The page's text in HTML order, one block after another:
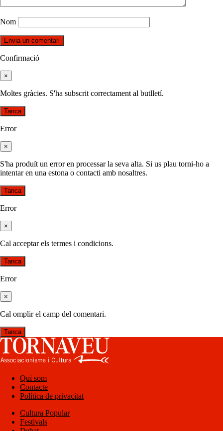
Nom
Confirmació
×
Moltes gràcies. S'ha subscrit correctament al butlletí.
Tanca
Error
×
S'ha produït un error en processar la seva alta. Si us plau torni-ho a
intentar en una estona o contacti amb nosaltres.
Tanca
Error
×
Cal acceptar els termes i condicions.
Tanca
Error
×
Cal omplir el camp del comentari.
Tanca
Qui som
Contacte
Política de privacitat
Cultura Popular
Festivals